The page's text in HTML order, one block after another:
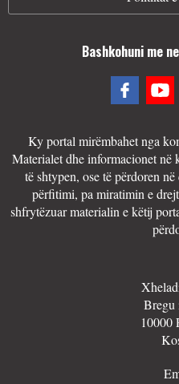
Bashkohuni me
Ky portal mirëmbahet nga
Materialet dhe informacionet në
të shtypen, ose të përdoren
përfitimi, pa miratimin e
shfrytëzuar materialin e këtij
10000